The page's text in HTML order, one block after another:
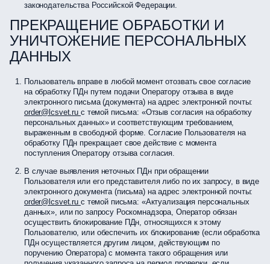
законодательства Российской Федерации.
ПРЕКРАЩЕНИЕ ОБРАБОТКИ И
УНИЧТОЖЕНИЕ ПЕРСОНАЛЬНЫХ
ДАННЫХ
Пользователь вправе в любой момент отозвать свое согласие
на обработку ПДн путем подачи Оператору отзыва в виде
электронного письма (документа) на адрес электронной почты:
order@lcsvet.ru с темой письма: «Отзыв согласия на обработку
персональных данных» и соответствующим требованием,
выраженным в свободной форме. Согласие Пользователя на
обработку ПДн прекращает свое действие с момента
поступления Оператору отзыва согласия.
В случае выявления неточных ПДн при обращении
Пользователя или его представителя либо по их запросу, в виде
электронного документа (письма) на адрес электронной почты:
order@lcsvet.ru с темой письма: «Актуализация персональных
данных», или по запросу Роскомнадзора, Оператор обязан
осуществить блокирование ПДн, относящихся к этому
Пользователю, или обеспечить их блокирование (если обработка
ПДн осуществляется другим лицом, действующим по
поручению Оператора) с момента такого обращения или